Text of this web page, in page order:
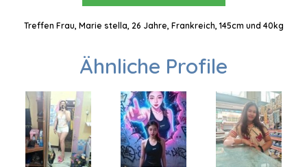
Treffen Frau, Marie stella, 26 Jahre, Frankreich, 145cm und 40kg
Ähnliche Profile